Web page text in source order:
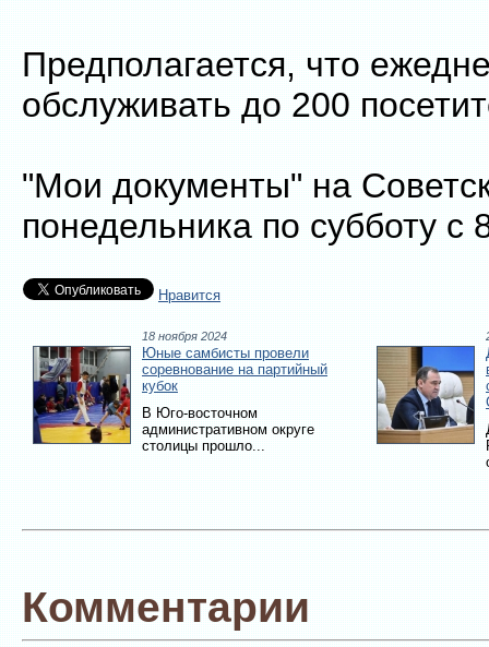
Предполагается, что
обслуживать до 200
"Мои документы" на
понедельника по субботу с
Нравится
18 ноября 2024
Юные самбисты провели
соревнование на партийный
кубок
В Юго-восточном
административном округе
столицы прошло...
Комментарии